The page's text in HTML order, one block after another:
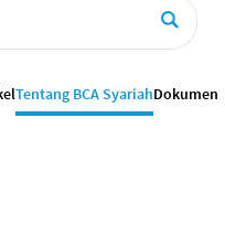
Tentang BCA SyariahDokumen